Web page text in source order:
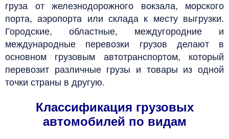
груза от железнодорожного вокзала, морского
порта, аэропорта или склада к месту выгрузки.
Городские, областные, междугородние и
международные перевозки грузов делают в
основном грузовым автотранспортом, который
перевозит различные грузы и товары из одной
точки страны в другую.
Классификация грузовых
автомобилей по видам